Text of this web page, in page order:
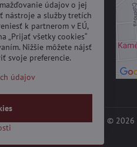
© 2026
údajov o jej
nástroje a služby tretích
k partnerom v EÚ,
„Prijať všetky cookies“
Nižšie môžete nájsť
svoje preferencie.
údajov